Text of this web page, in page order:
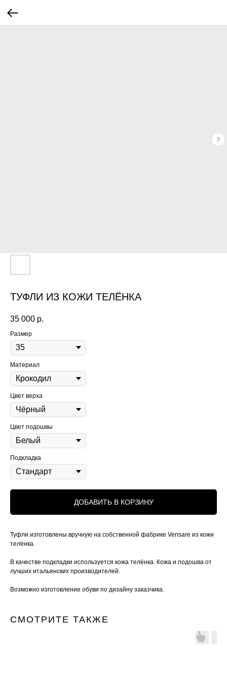
ТУФЛИ ИЗ КОЖИ ТЕЛЁНКА
35 000 р.
Размер
Материал
Цвет верха
Цвет подошвы
Подкладка
ДОБАВИТЬ В КОРЗИНУ
Туфли изготовлены вручную на собственной фабрике Vensare из кожи
телёнка.
В качестве подкладки используется кожа телёнка. Кожа и подошва от
лучших итальянских производителей.
Возможно изготовление обуви по дизайну заказчика.
СМОТРИТЕ ТАКЖЕ